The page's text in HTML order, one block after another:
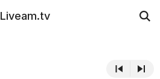
Liveam.tv